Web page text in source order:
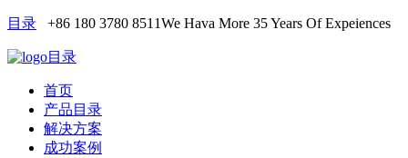
目录 +86 180 3780 8511We Hava More 35 Years Of Expeiences
目录
首页
产品目录
解决方案
成功案例